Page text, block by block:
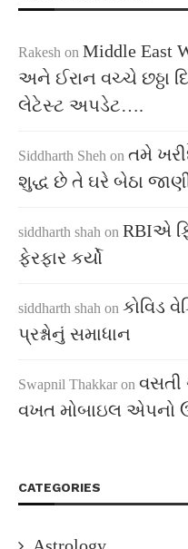
Rakesh on Middle East
અને ઈરાન વચ્ચે છઠ્ઠા
લેટેસ્ટ અપડેટ….
Siddharth Sheh on તમે
શુદ્ધ છે તે ઘરે બેઠા
siddharth shah on RBIએ
ફેરફાર કર્યો
siddharth shah on કોવિડ
પ્રશ્નોનું સમાધાન
Swapnil Thakkar on વસતી
વખત મોબાઇલ એપનો
CATEGORIES